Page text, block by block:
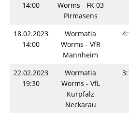
14:00
Worms - FK 03
Pirmasens
18.02.2023
14:00
Wormatia
Worms - VfR
Mannheim
22.02.2023
19:30
Wormatia
Worms - VfL
Kurpfalz
Neckarau